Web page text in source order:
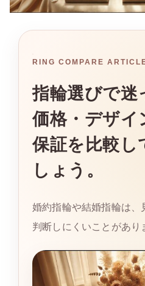
RING COMPARE
指輪選びで迷
価格・デザイ
保証を比較し
しょう。
婚約指輪や結婚指輪は、
判断しにくいことがあり